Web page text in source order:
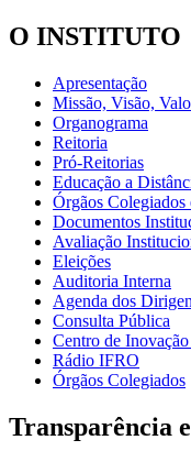
O INSTITUTO
Apresentação
Missão, Visão,
Organograma
Reitoria
Pró-Reitorias
Educação a
Órgãos
Documentos
Avaliação
Eleições
Auditoria Interna
Agenda dos
Consulta Pública
Centro de
Rádio IFRO
Órgãos Colegiados
Transparência